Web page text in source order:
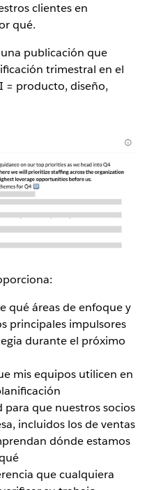
clientes en
qué.
publicación que
trimestral en el
= producto, diseño,
qué áreas de enfoque y
principales impulsores
durante el próximo
mis equipos utilicen en
que nuestros socios
incluidos los de ventas
dónde estamos
que cualquiera